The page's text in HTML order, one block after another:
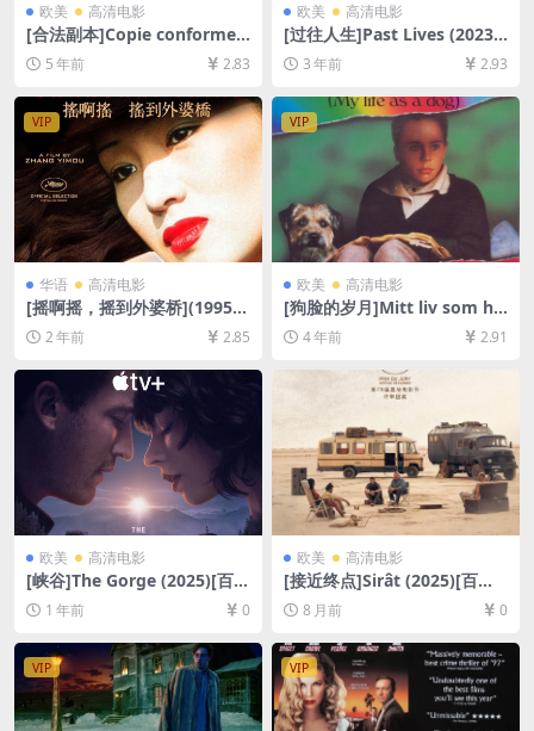
欧美 高清电影
[合法副本]Copie conforme
(2010)[百度网盘+迅雷云盘资
源1080P超清未删减][MP4/6.
9GB][原声中字]
5 年前 2.83
欧美 高清电影
[过往人生]Past Lives (2023)
[百度网盘+夸克网盘1080P超
清未删减资源][网盘在线播放/
下载][MP4/9GB][中文字幕]
3 年前 2.93
VIP
华语 高清电影
[摇啊摇，摇到外婆桥](1995)
[百度网盘+夸克网盘1080P超
清未删减资源][网盘在线播放/
下载][MP4/6.7GB][中文字幕]
2 年前 2.85
VIP
欧美 高清电影
[狗脸的岁月]Mitt liv som hu
nd (1985)[百度网盘+迅雷云
盘资源1080P超清未删减][MP
4/6.6GB][中文字幕]
4 年前 2.91
欧美 高清电影
[峡谷]The Gorge (2025)[百度
网盘+夸克网盘1080P超清未
删减资源][网盘在线播放/下
1 年前 0
欧美 高清电影
[接近终点]Sirât (2025)[百度
网盘+夸克网盘1080P超清未
删减资源][网盘在线播放/下
8 月前 0
VIP VIP